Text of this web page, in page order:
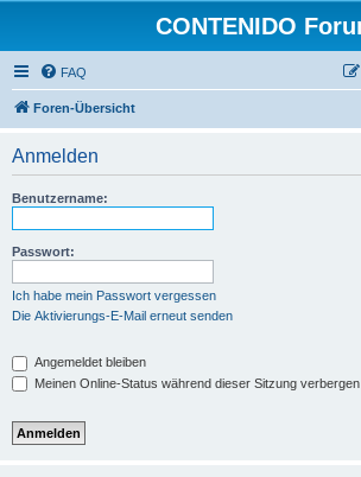
CONTENIDO
FAQ
Foren-Übersicht
Anmelden
Benutzername:
Passwort:
Ich habe mein Passwort vergessen
Die Aktivierungs-E-Mail erneut senden
Angemeldet bleiben
Meinen Online-Status während dieser Sitzung verbergen